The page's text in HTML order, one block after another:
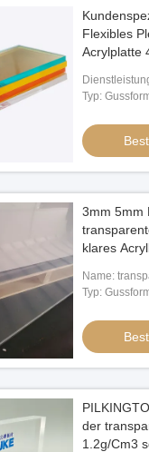
Flexibles
Acrylplatte
schneidet
Typ:
3mm 5mm
klares
Name:
Typ:
der
1.2g/Cm3